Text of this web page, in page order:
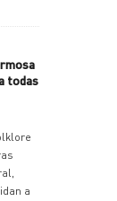
todas
a